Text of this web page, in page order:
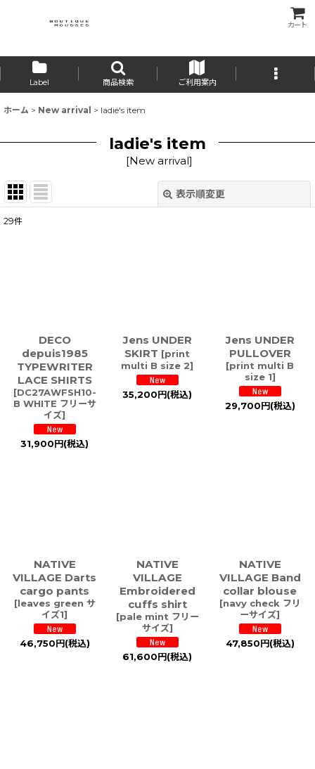
カート
Label 商品検索 ご利用案内
ホーム > New arrival > ladie's item
ladie's item
[New arrival]
表示順変更
29件
DECO
depuis1985
TYPEWRITER
LACE SHIRTS
[DC27AWFSH10-
B WHITE フリーサ
イズ]
31,900円(税込)
Jens UNDER
SKIRT [print
multi B size 2]
35,200円(税込)
Jens UNDER
PULLOVER
[print multi B
size 1]
29,700円(税込)
NATIVE
VILLAGE Darts
cargo pants
[leaves green サ
イズ1]
46,750円(税込)
NATIVE
VILLAGE
Embroidered
cuffs shirt
[pale mint フリー
サイズ]
61,600円(税込)
NATIVE
VILLAGE Band
collar blouse
[navy check フリ
ーサイズ]
47,850円(税込)